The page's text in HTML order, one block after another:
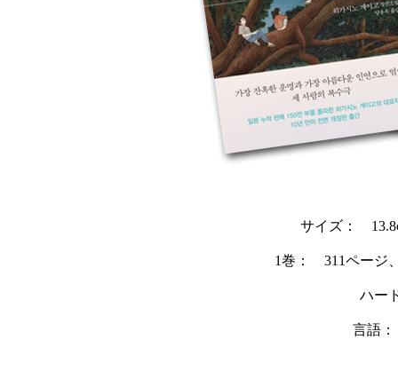
サイズ：
1巻： 311ページ
ハー
言語